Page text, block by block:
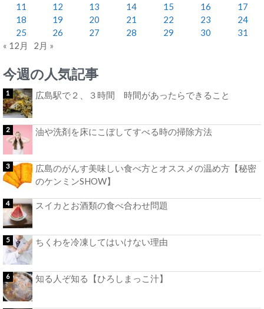
11
12 13 14 15 16
17
18
19 20 21 22 23
24
25
26 27 28 29 30
31
« 12月
2月 »
今週の人気記事
広島駅で２、３時間 時間があったらできること
油や洗剤を床にこぼしてすべる時の掃除方法
広島のがんす美味しい食べ方とオススメの温め方【秘密
のケンミンSHOW】
スイカとお酒類の食べ合わせ問題
ちくわを冷凍してはいけない理由
知る人ぞ知る【ひろしまっこ汁】